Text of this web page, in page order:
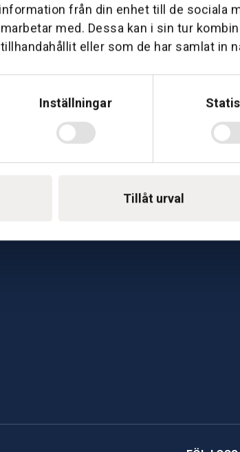
från din enhet till de sociala
med. Dessa kan i sin tur
eller som de har samlat in
Inställningar
Tillåt urval